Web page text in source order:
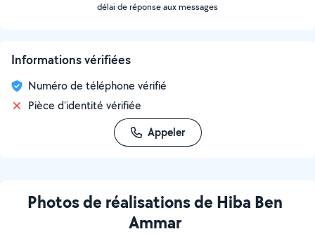
délai de réponse aux messages
Informations vérifiées
Numéro de téléphone vérifié
Pièce d'identité vérifiée
Appeler
Photos de réalisations de Hiba Ben
Ammar